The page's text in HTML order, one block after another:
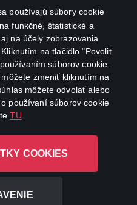
používajú súbory cookie
funkčné, štatistické a
na účely zobrazovania
na tlačidlo "Povoliť
súborov cookie.
zmeniť kliknutím na
môžete odvolať alebo
používaní súborov cookie
TU
COOKIES
Rue Albert Borschette 4,